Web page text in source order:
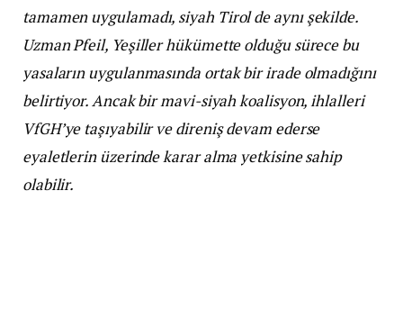
tamamen uygulamadı, siyah Tirol de aynı şekilde.
Uzman Pfeil, Yeşiller hükümette olduğu sürece bu
yasaların uygulanmasında ortak bir irade olmadığını
belirtiyor. Ancak bir mavi-siyah koalisyon, ihlalleri
VfGH’ye taşıyabilir ve direniş devam ederse
eyaletlerin üzerinde karar alma yetkisine sahip
olabilir.